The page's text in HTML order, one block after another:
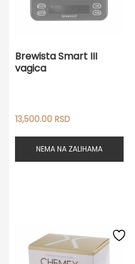
Brewista Smart III
vagica
13,500.00 RSD
NEMA NA ZALIHAMA